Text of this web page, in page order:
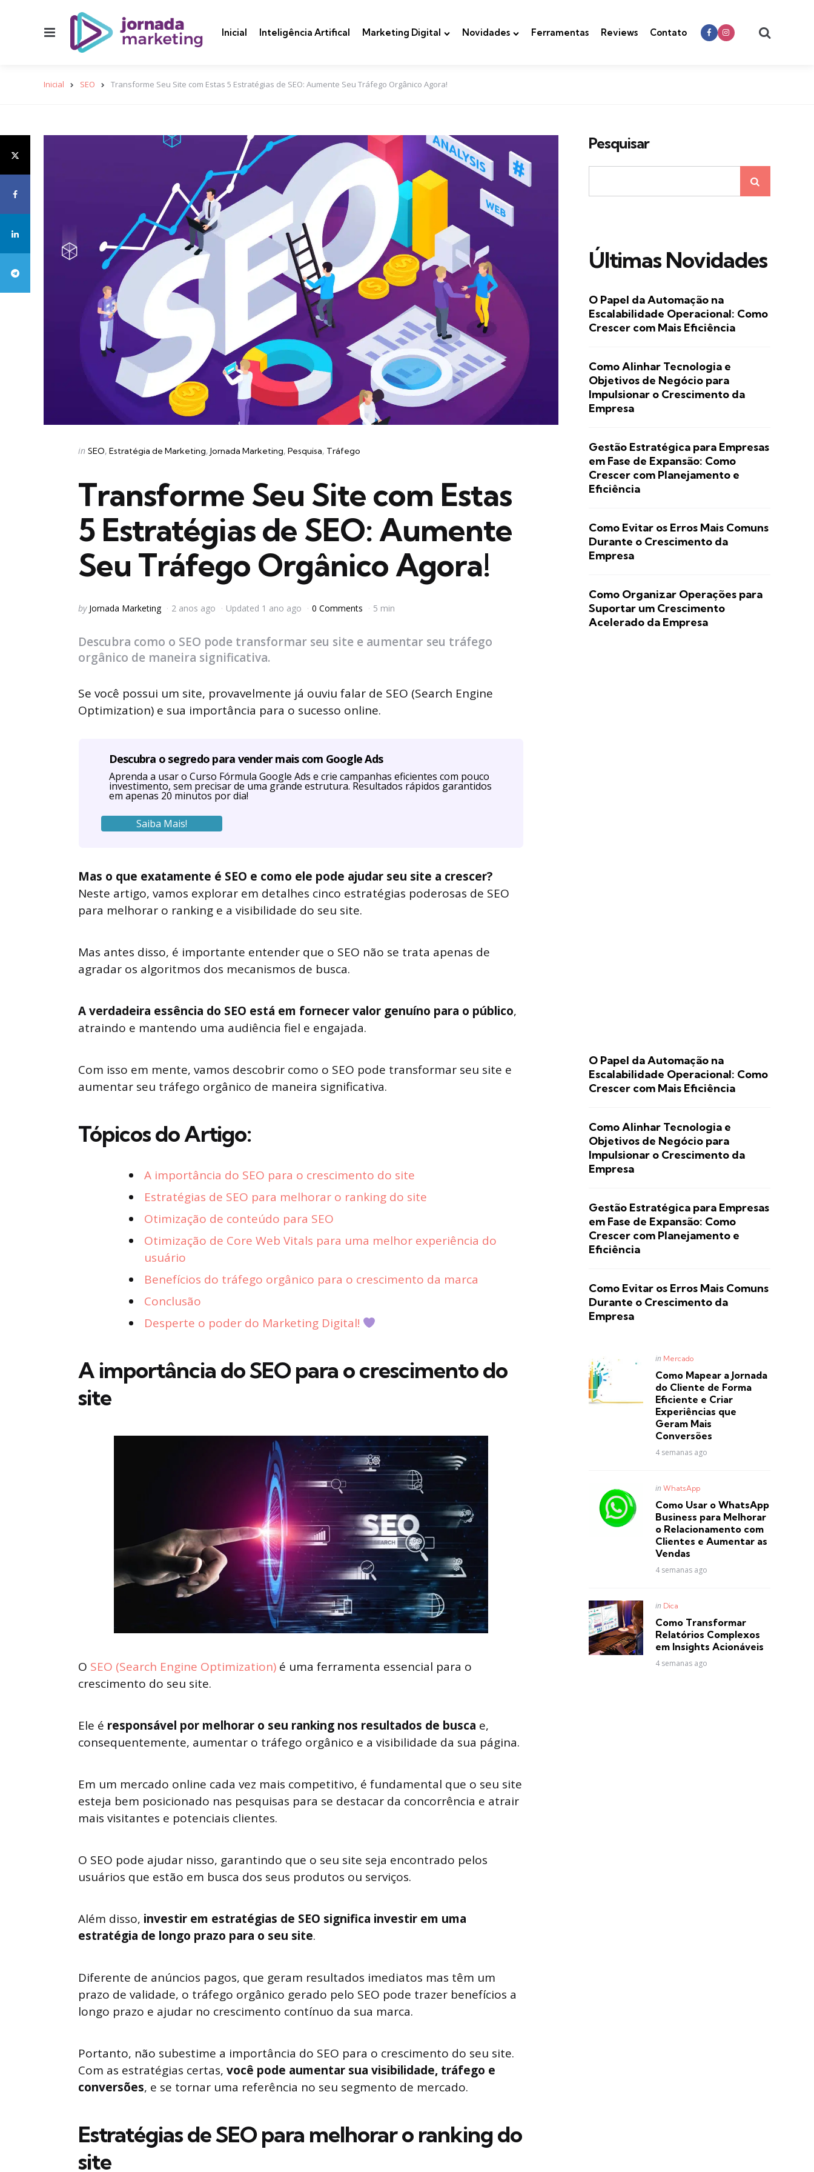
Inicial Inteligência Artifical Marketing Digital Novidades Ferramentas Reviews Contato
Inicial SEO Transforme Seu Site com Estas 5 Estratégias de SEO: Aumente Seu Tráfego Orgânico Agora!
Categories
Posted
in SEO Estratégia de Marketing Jornada Marketing Pesquisa Tráfego
Transforme Seu Site com Estas
5 Estratégias de SEO: Aumente
Seu Tráfego Orgânico Agora!
Posted
by Jornada Marketing 2 anos ago Updated 1 ano ago 0 Comments 5 min
Descubra como o SEO pode transformar seu site e aumentar seu tráfego
orgânico de maneira significativa.
Se você possui um site, provavelmente já ouviu falar de SEO (Search Engine
Optimization) e sua importância para o sucesso online.
Descubra o segredo para vender mais com Google Ads
Aprenda a usar o Curso Fórmula Google Ads e crie campanhas eficientes com pouco
investimento, sem precisar de uma grande estrutura. Resultados rápidos garantidos
em apenas 20 minutos por dia!
Saiba Mais!
Mas o que exatamente é SEO e como ele pode ajudar seu site a crescer?
Neste artigo, vamos explorar em detalhes cinco estratégias poderosas de SEO
para melhorar o ranking e a visibilidade do seu site.
Mas antes disso, é importante entender que o SEO não se trata apenas de
agradar os algoritmos dos mecanismos de busca.
A verdadeira essência do SEO está em fornecer valor genuíno para o público,
atraindo e mantendo uma audiência fiel e engajada.
Com isso em mente, vamos descobrir como o SEO pode transformar seu site e
aumentar seu tráfego orgânico de maneira significativa.
Tópicos do Artigo:
A importância do SEO para o crescimento do site
Estratégias de SEO para melhorar o ranking do site
Otimização de conteúdo para SEO
Otimização de Core Web Vitals para uma melhor experiência do
usuário
Benefícios do tráfego orgânico para o crescimento da marca
Conclusão
Desperte o poder do Marketing Digital!
A importância do SEO para o crescimento do
site
O SEO (Search Engine Optimization) é uma ferramenta essencial para o
crescimento do seu site.
Ele é responsável por melhorar o seu ranking nos resultados de busca e,
consequentemente, aumentar o tráfego orgânico e a visibilidade da sua página.
Em um mercado online cada vez mais competitivo, é fundamental que o seu site
esteja bem posicionado nas pesquisas para se destacar da concorrência e atrair
mais visitantes e potenciais clientes.
O SEO pode ajudar nisso, garantindo que o seu site seja encontrado pelos
usuários que estão em busca dos seus produtos ou serviços.
Além disso, investir em estratégias de SEO significa investir em uma
estratégia de longo prazo para o seu site.
Diferente de anúncios pagos, que geram resultados imediatos mas têm um
prazo de validade, o tráfego orgânico gerado pelo SEO pode trazer benefícios a
longo prazo e ajudar no crescimento contínuo da sua marca.
Portanto, não subestime a importância do SEO para o crescimento do seu site.
Com as estratégias certas, você pode aumentar sua visibilidade, tráfego e
conversões, e se tornar uma referência no seu segmento de mercado.
Estratégias de SEO para melhorar o ranking do
site
Pesquisar
Últimas Novidades
O Papel da Automação na
Escalabilidade Operacional: Como
Crescer com Mais Eficiência
Como Alinhar Tecnologia e
Objetivos de Negócio para
Impulsionar o Crescimento da
Empresa
Gestão Estratégica para Empresas
em Fase de Expansão: Como
Crescer com Planejamento e
Eficiência
Como Evitar os Erros Mais Comuns
Durante o Crescimento da
Empresa
Como Organizar Operações para
Suportar um Crescimento
Acelerado da Empresa
O Papel da Automação na
Escalabilidade Operacional: Como
Crescer com Mais Eficiência
Como Alinhar Tecnologia e
Objetivos de Negócio para
Impulsionar o Crescimento da
Empresa
Gestão Estratégica para Empresas
em Fase de Expansão: Como
Crescer com Planejamento e
Eficiência
Como Evitar os Erros Mais Comuns
Durante o Crescimento da
Empresa
Posted
in Mercado
Como Mapear a Jornada
do Cliente de Forma
Eficiente e Criar
Experiências que
Geram Mais
Conversões
4 semanas ago
Posted
in WhatsApp
Como Usar o WhatsApp
Business para Melhorar
o Relacionamento com
Clientes e Aumentar as
Vendas
4 semanas ago
Posted
in Dica
Como Transformar
Relatórios Complexos
em Insights Acionáveis
4 semanas ago